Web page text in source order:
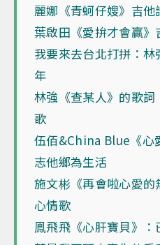
麗娜《青蚵仔嫂》吉他
葉啟田《愛拚才會贏》
我要來去台北打拼：
年
林強《查某人》的歌
歌
伍佰&China Blue《心
志他鄉為生活
施文彬《再會啦心愛
心情歌
鳯飛飛《心肝寶貝》